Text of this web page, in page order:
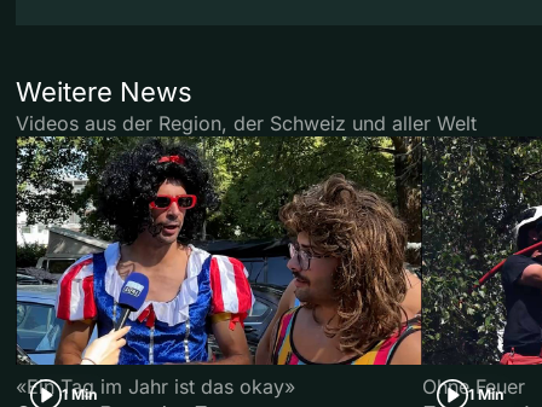
Weitere News
Videos aus der Region, der Schweiz und aller Welt
1 Min
«Ein Tag im Jahr ist das okay» 1 Min
Ohne Feuer